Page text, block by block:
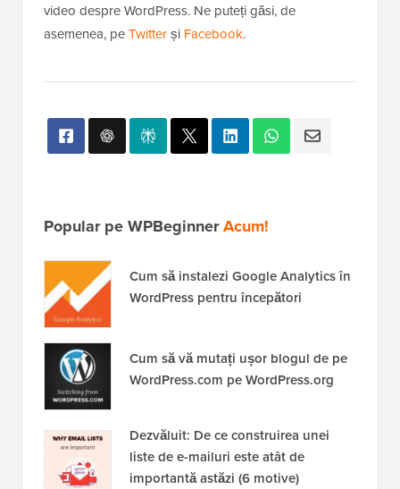
video despre WordPress. Ne puteți găsi, de
asemenea, peTwitterși Facebook.
Popular pe WPBeginnerAcum!
Cum să instalezi Google Analytics în
WordPress pentru începători
Cum să vă mutați ușor blogul de pe
WordPress.com pe WordPress.org
Dezvăluit: De ce construirea unei
liste de e-mailuri este atât de
importantă astăzi (6 motive)